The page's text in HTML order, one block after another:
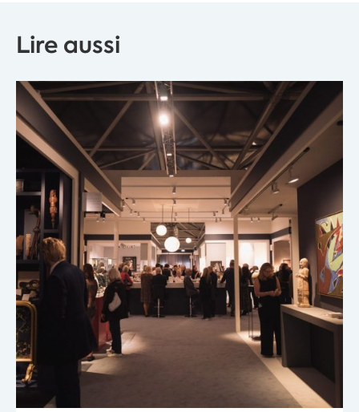
Lire aussi